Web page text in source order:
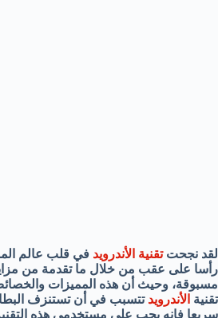
لقد نجحتتقنية الأندرويد في قلب عالم
رأسا على عقب من خلال ما تقدمة من
مسبوقة، وحيث أن هذه المميزات
تقنية الأندرويد تتسبب في أن تستنزف
سريعا فإنه يجب على مستخدمي هذه